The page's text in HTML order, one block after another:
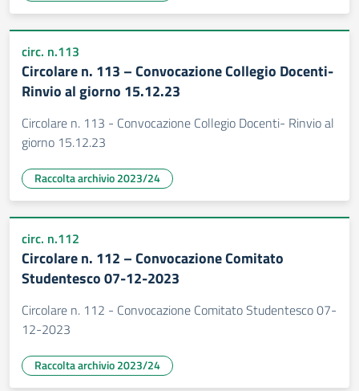
circ. n.113
Circolare n. 113 – Convocazione Collegio Docenti-
Rinvio al giorno 15.12.23
Circolare n. 113 - Convocazione Collegio Docenti- Rinvio al
giorno 15.12.23
Raccolta archivio 2023/24
circ. n.112
Circolare n. 112 – Convocazione Comitato
Studentesco 07-12-2023
Circolare n. 112 - Convocazione Comitato Studentesco 07-
12-2023
Raccolta archivio 2023/24